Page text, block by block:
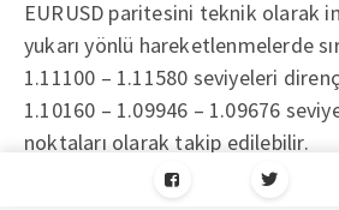
EURUSD paritesini teknik olarak
yukarı yönlü hareketlenmelerde
1.11100 – 1.11580 seviyeleri
1.10160 – 1.09946 – 1.09676
noktaları olarak takip edilebilir.